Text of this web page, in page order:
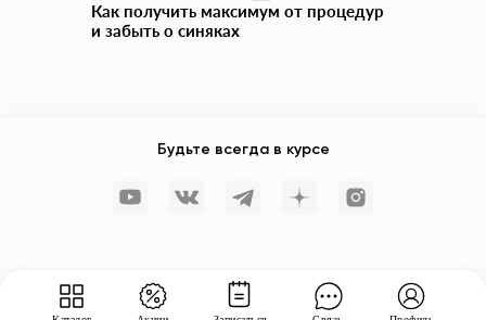
Как получить максимум от процедур
и забыть о синяках
Будьте всегда в курсе